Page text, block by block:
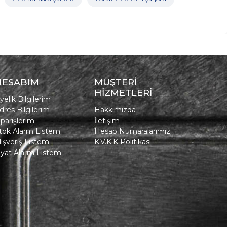
Bilgilerim
Bilgilerim
Alarm Listem
Listem
Alarm Listem
MÜŞTERİ
HİZMETLERİ
Hakkımızda
İletişim
Hesap Numaralarımız
K.V.K.K Politikası